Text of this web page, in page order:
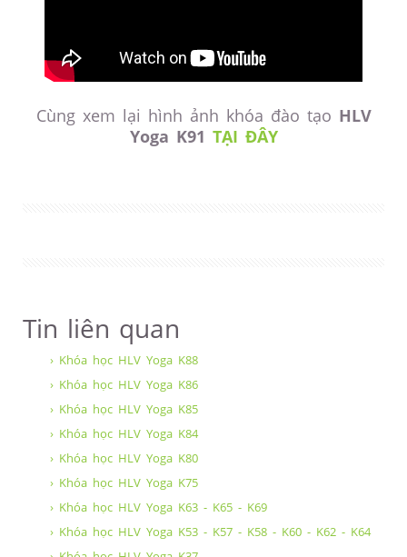
Cùng xem lại hình ảnh khóa đào tạo HLV
Yoga K91 TẠI ĐÂY
Tin liên quan
› Khóa học HLV Yoga K88
› Khóa học HLV Yoga K86
› Khóa học HLV Yoga K85
› Khóa học HLV Yoga K84
› Khóa học HLV Yoga K80
› Khóa học HLV Yoga K75
› Khóa học HLV Yoga K63 - K65 - K69
› Khóa học HLV Yoga K53 - K57 - K58 - K60 - K62 - K64